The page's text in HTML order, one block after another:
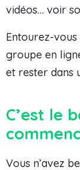
vidéos… voir
Entourez-
groupe en
et rester dans
C’est le
Vous n’avez